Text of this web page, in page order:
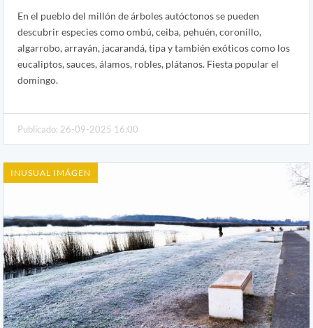
En el pueblo del millón de árboles autóctonos se pueden
descubrir especies como ombú, ceiba, pehuén, coronillo,
algarrobo, arrayán, jacarandá, tipa y también exóticos como los
eucaliptos, sauces, álamos, robles, plátanos. Fiesta popular el
domingo.
Publicado: 26-09-2025 16:00
INUSUAL IMÁGEN